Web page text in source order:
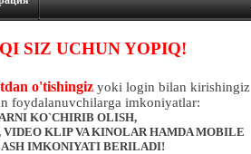
SIZ UCHUN YOPIQ!
o'tishingizyoki login bilan kirishingiz
foydalanuvchilarga imkoniyatlar:
KO`CHIRIB OLISH,
VIDEO KLIP VA KINOLAR HAMDA MOBILE
IMKONIYATI BERILADI!